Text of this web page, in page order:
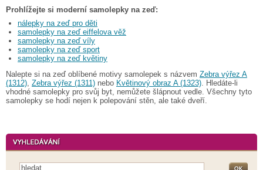
Prohlížejte si moderní samolepky na zeď:
nálepky na zeď pro děti
samolepky na zeď eiffelova věž
samolepky na zeď víly
samolepky na zeď sport
samolepky na zeď květiny
Nalepte si na zeď oblíbené motivy samolepek s názvem Zebra výřez A
(1312) Zebra výřez (1311) nebo Květinový obraz A (1323) . Hledáte-li
vhodné samolepky pro svůj byt, nemůžete šlápnout vedle. Všechny tyto
samolepky se hodí nejen k polepování stěn, ale také dveří.